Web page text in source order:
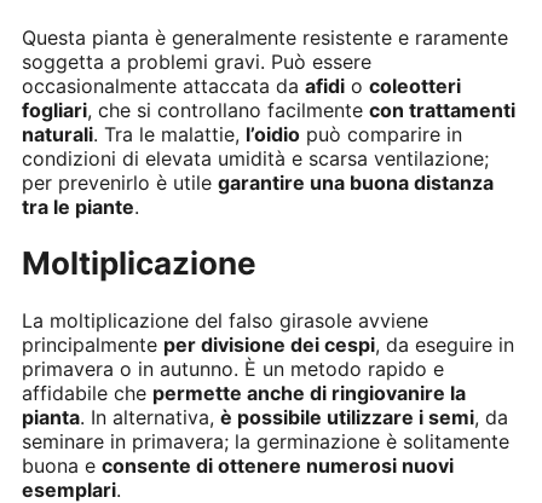
Questa pianta è generalmente resistente e raramente
soggetta a problemi gravi. Può essere
occasionalmente attaccata da afidi o coleotteri
fogliari, che si controllano facilmente con trattamenti
naturali. Tra le malattie, l’oidio può comparire in
condizioni di elevata umidità e scarsa ventilazione;
per prevenirlo è utile garantire una buona distanza
tra le piante.
Moltiplicazione
La moltiplicazione del falso girasole avviene
principalmente per divisione dei cespi, da eseguire in
primavera o in autunno. È un metodo rapido e
affidabile che permette anche di ringiovanire la
pianta. In alternativa, è possibile utilizzare i semi, da
seminare in primavera; la germinazione è solitamente
buona e consente di ottenere numerosi nuovi
esemplari.